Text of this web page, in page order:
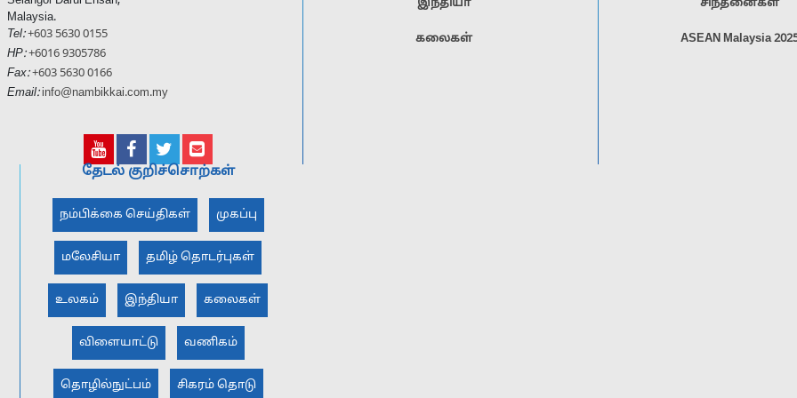
Malaysia.
Tel:+603 5630 0155
HP:+6016 9305786
Fax:+603 5630 0166
Email: info@nambikkai.com.my
இந்தியா
கலைகள்
சிந்தனைகள்
ASEAN Malaysia
தேடல் குறிச்சொற்கள்
நம்பிக்கை செய்திகள் முகப்பு
மலேசியா தமிழ் தொடர்புகள்
உலகம் இந்தியா கலைகள்
விளையாட்டு வணிகம்
தொழில்நுட்பம் சிகரம் தொடு